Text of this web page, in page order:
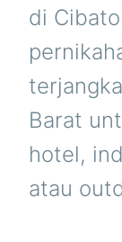
di
Barat
hotel,
atau